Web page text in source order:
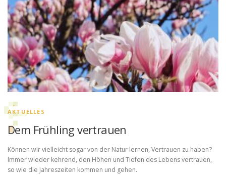
AKTUELLES
Dem Frühling vertrauen
Können wir vielleicht sogar von der Natur lernen, Vertrauen zu haben?
Immer wieder kehrend, den Höhen und Tiefen des Lebens vertrauen,
so wie die Jahreszeiten kommen und gehen.